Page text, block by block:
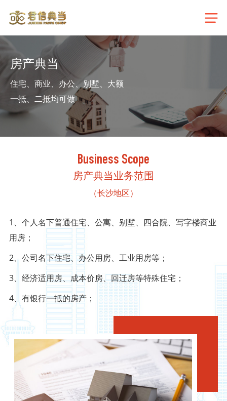
房产典当
住宅、商业、办公、别墅、大额
一抵、二抵均可做
Business Scope
房产典当业务范围
（长沙地区）
1、个人名下普通住宅、公寓、别墅、四合院、写字楼商业
用房；
2、公司名下住宅、办公用房、工业用房等；
3、经济适用房、成本价房、回迁房等特殊住宅；
4、有银行一抵的房产；